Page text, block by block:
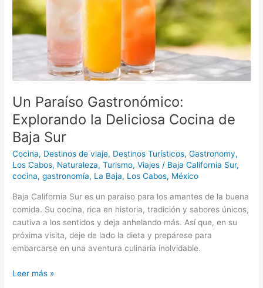
Un Paraíso Gastronómico:
Explorando la Deliciosa Cocina de
Baja Sur
Cocina, Destinos de viaje, Destinos Turísticos,Gastronomy,
Los Cabos, Naturaleza,Turismo,Viajes / Baja California Sur,
cocina,gastronomía, La Baja, Los Cabos, México
Baja California Sur es un paraíso para los amantes de la buena
comida. Su cocina, rica en historia, tradición y sabores únicos,
cautiva a los sentidos y deja anhelando más. Así que, en su
próxima visita, deje de lado la dieta y prepárese para
embarcarse en una aventura culinaria inolvidable.
Cocina
Baja
Leer más »